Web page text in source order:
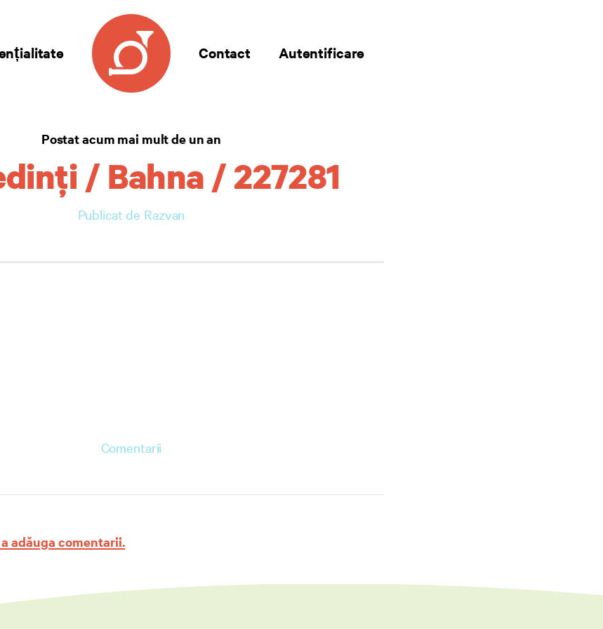
Contact Autentificare
Postat acum mai mult de un an
/ Bahna / 227281
Publicat de Razvan
Comentarii
adăuga comentarii.